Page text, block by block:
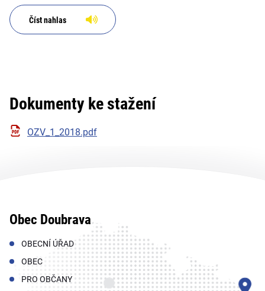
Číst nahlas
Dokumenty ke stažení
OZV_1_2018.pdf
Obec Doubrava
OBECNÍ ÚŘAD
OBEC
PRO OBČANY